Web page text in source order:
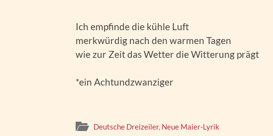
Ich empfinde die kühle Luft
merkwürdig nach den warmen Tagen
wie zur Zeit das Wetter die Witterung prägt
*ein Achtundzwanziger
Deutsche Dreizeiler, Neue Maier-Lyrik